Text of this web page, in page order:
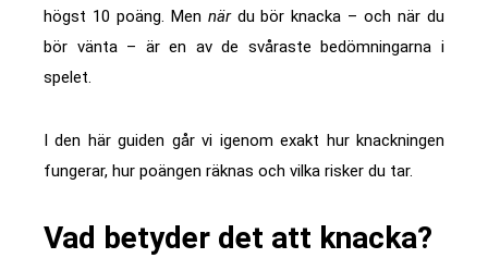
högst 10 poäng. Men närdu bör knacka – och när du
bör vänta – är en av de svåraste bedömningarna i
spelet.
I den här guiden går vi igenom exakt hur knackningen
fungerar, hur poängen räknas och vilka risker du tar.
Vad betyder det att knacka?